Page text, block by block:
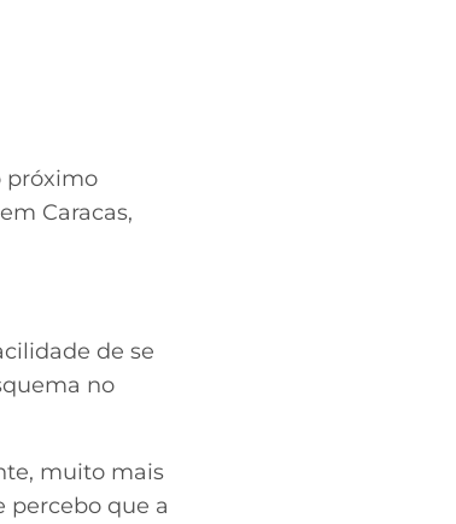
próximo
Caracas,
de se
no
muito mais
percebo que a